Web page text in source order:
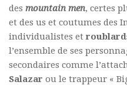
des mountain men, certes
et des us et coutumes des
individualistes et
l’ensemble de ses
secondaires comme
Salazar ou le trappeur «